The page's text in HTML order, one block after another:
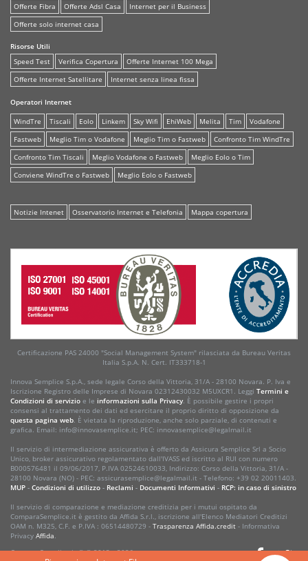
Offerte Fibra
Offerte Adsl Casa
Internet per il Business
Offerte solo internet casa
Risorse Utili
Speed Test
Verifica Copertura
Offerte Internet 100 Mega
Offerte Internet Satellitare
Internet senza linea fissa
Operatori Internet
WindTre
Tiscali Eolo Linkem Sky Wifi EhiWeb Melita Tim
Vodafone
Fastweb
Meglio Tim o Vodafone Meglio Tim o Fastweb
Confronto Tim WindTre
Confronto Tim Tiscali
Meglio Vodafone o Fastweb
Meglio Eolo o Tim
Conviene WindTre o Fastweb
Meglio Eolo o Fastweb
Notizie Intenet Osservatorio Internet e Telefonia Mappa copertura
Certificazione PAS 24000 "Social Management System" rilasciata da Bureau Veritas
Italia S.p.A. N. Cert. IT333718-1
Innova Semplice S.p.A., sede legale Corso della Vittoria, 31/A - 28100 Novara. P. Iva e
Iscrizione Registro delle Imprese di Novara 02312430032 M5UXCR1. Leggi Termini e
Condizioni di servizio e le informazioni sulla Privacy. È possibile gestire i propri
consensi al trattamento dei dati ed esercitare il proprio diritto di opposizione da
questa pagina web. È vietata la riproduzione, anche solo parziale, di contenuti e
grafica. Email: info@innovasemplice.it; PEC: innovasemplice@legalmail.it
Il servizio di intermediazione assicurativa è offerto da Assicura Semplice Srl a Socio
Unico, broker assicurativo regolamentato dall'IVASS ed iscritto al RUI con numero
B000576481 il 09/06/2017, P.IVA 02524610033, Indirizzo: Corso della Vittoria, 31/A -
28100 Novara (NO) - PEC: assicurasemplice@legalmail.it - Telefono: +39 02 20011403.
MUP - Condizioni di utilizzo - Reclami - Documenti Informativi - RCP: in caso di sinistro
Il servizio di comparazione e mediazione creditizia per i mutui ospitato da
ComparaSemplice.it è gestito da Affida S.r.l., iscrizione all'Elenco Mediatori Creditizi
OAM n. M325, C.F. e P.IVA : 06514480729 - Trasparenza Affida.credit - Informativa
Privacy Affida.
ComparaSemplice.it © ® 2013 • 2026